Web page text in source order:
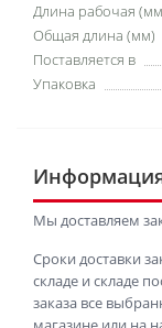
Длина рабочая
Общая длина (мм)
Поставляется в
Упаковка
Мы доставляем
Сроки доставки
складе и складе
заказа все